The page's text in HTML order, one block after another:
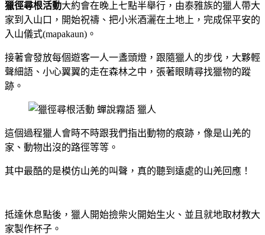
獵徑尋根活動大約會在晚上七點半舉行，由泰雅族的獵人帶大
家到入山口，開始祝禱、把小米酒灑在土地上，完成保平安的
入山儀式(mapakaun)。
接著會發放每個遊客一人一盞頭燈，跟隨獵人的步伐，大夥輕
聲細語、小心翼翼的走在森林之中，張著眼睛尋找獵物的蹤
跡。
這個過程獵人會時不時跟我們指出動物的痕跡，像是山羌的
家、動物出沒的路徑等等。
其中最酷的是模仿山羌的叫聲，真的聽到遠處的山羌回應！
抵達休息點後，獵人開始撿柴火開始生火、並且就地取材教大
家製作杯子。